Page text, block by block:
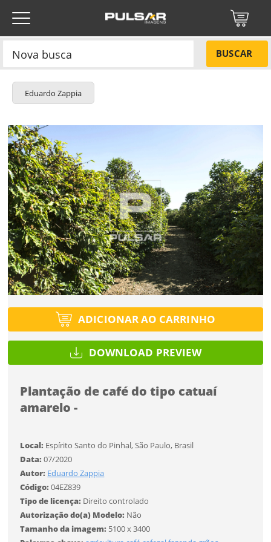
BUSCAR
Eduardo Zappia
ADICIONAR AO CARRINHO
DOWNLOAD PREVIEW
Plantação de café do tipo catuaí
amarelo -
Local: Espírito Santo do Pinhal, São Paulo, Brasil
Data:07/2020
Autor: Eduardo Zappia
Código:04EZ839
Tipo de licença: Direito controlado
Autorização do(a) Modelo: Não
Tamanho da imagem: 5100 x 3400
Título do projeto
Tipo de projeto
Formato
Tamanho
Códigos
Tipo de projeto
Utilização
Formato
Tamanho
Esqueci a senha
ENTRAR
Você ainda não tem conta?
ENTRAR
ENVIAR
Protegido por reCAPTCHA — Privacidade
NÃO
SIM
Título do projeto
Tipo de projeto
Selecione
Tamanho
Tamanho PR$ 57,00
Tamanho MR$ 114,00
Tamanho GR$ 171,00